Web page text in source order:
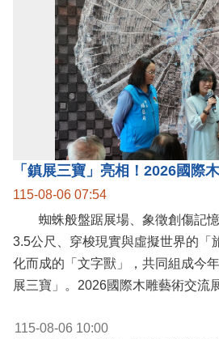
115-08-06 07:54
蜘蛛般盤踞展場、象徵創傷記憶
3.5公尺、穿梭現實與虛擬世界的「
化而成的「文字獸」，共同組成今
115-08-06 10:00